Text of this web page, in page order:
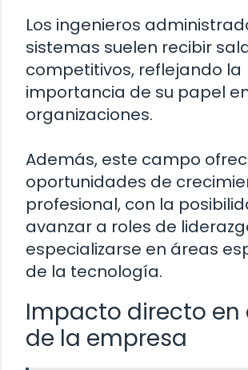
Los ingenieros
sistemas suelen recibir
competitivos, reflejando la
importancia de su papel
organizaciones.
Además, este campo
oportunidades de
profesional, con la
avanzar a roles de
especializarse en áreas
de la tecnología.
Impacto directo en
de la empresa